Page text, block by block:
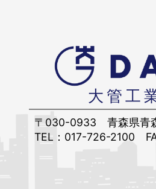
大管工
〒030-0933青森県青
TEL：017-726-2100